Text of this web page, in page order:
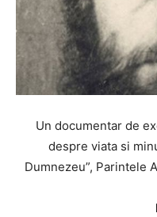
Un documentar de
despre viata si
Dumnezeu”, Parintele